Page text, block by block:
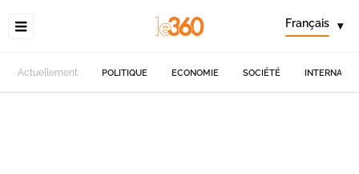
Français ▾
Actuellement POLITIQUE ECONOMIE SOCIÉTÉ